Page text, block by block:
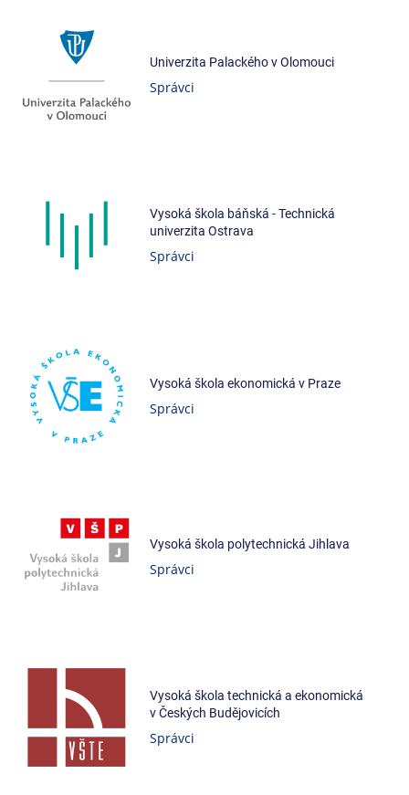
Univerzita Palackého v Olomouci
Správci
Vysoká škola báňská - Technická
univerzita Ostrava
Správci
Vysoká škola ekonomická v Praze
Správci
Vysoká škola polytechnická Jihlava
Správci
Vysoká škola technická a ekonomická
v Českých Budějovicích
Správci